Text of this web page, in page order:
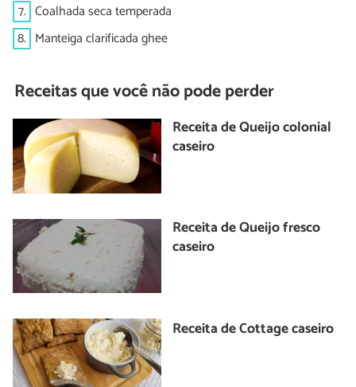
7. Coalhada seca temperada
8. Manteiga clarificada ghee
Receitas que você não pode perder
Receita de Queijo colonial
caseiro
Receita de Queijo fresco
caseiro
Receita de Cottage caseiro